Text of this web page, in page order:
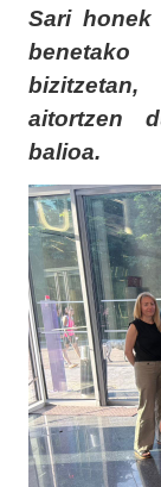
Sari honek
aitortzen
balioa.